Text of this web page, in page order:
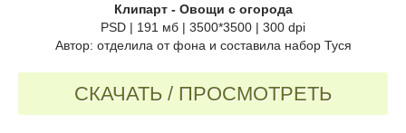
Клипарт - Овощи с огорода
PSD | 191 мб | 3500*3500 | 300 dpi
Автор: отделила от фона и составила набор Туся
СКАЧАТЬ / ПРОСМОТРЕТЬ